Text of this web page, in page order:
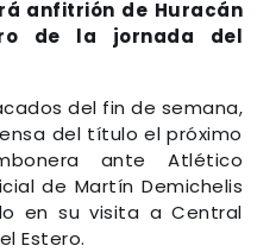
anfitrión de Huracán
de la jornada del
del fin de semana,
del título el próximo
ante Atlético
de Martín Demichelis
en su visita a Central
Estero.